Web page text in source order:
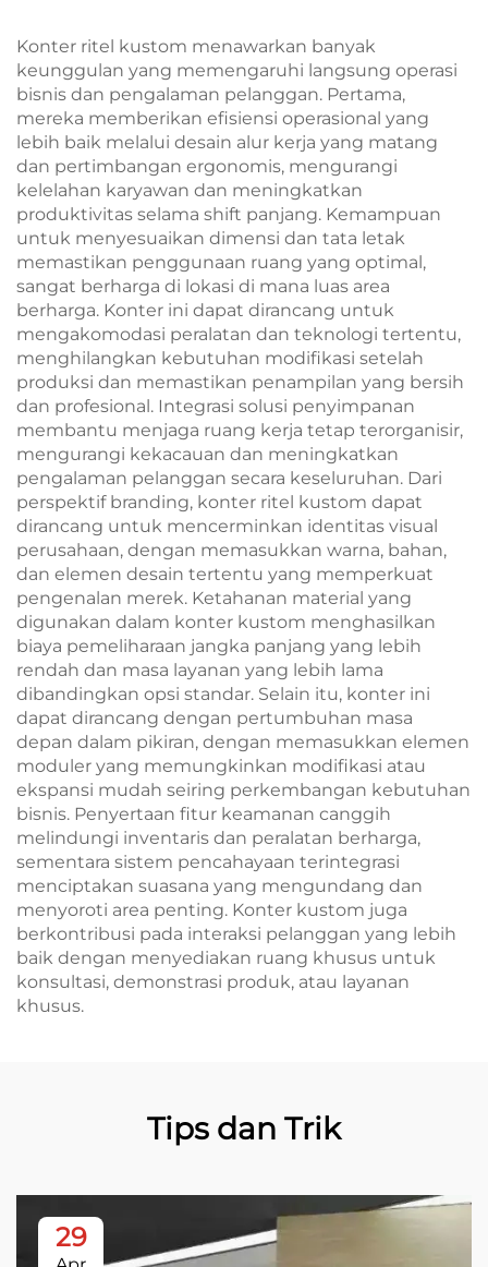
Konter ritel kustom menawarkan banyak
keunggulan yang memengaruhi langsung operasi
bisnis dan pengalaman pelanggan. Pertama,
mereka memberikan efisiensi operasional yang
lebih baik melalui desain alur kerja yang matang
dan pertimbangan ergonomis, mengurangi
kelelahan karyawan dan meningkatkan
produktivitas selama shift panjang. Kemampuan
untuk menyesuaikan dimensi dan tata letak
memastikan penggunaan ruang yang optimal,
sangat berharga di lokasi di mana luas area
berharga. Konter ini dapat dirancang untuk
mengakomodasi peralatan dan teknologi tertentu,
menghilangkan kebutuhan modifikasi setelah
produksi dan memastikan penampilan yang bersih
dan profesional. Integrasi solusi penyimpanan
membantu menjaga ruang kerja tetap terorganisir,
mengurangi kekacauan dan meningkatkan
pengalaman pelanggan secara keseluruhan. Dari
perspektif branding, konter ritel kustom dapat
dirancang untuk mencerminkan identitas visual
perusahaan, dengan memasukkan warna, bahan,
dan elemen desain tertentu yang memperkuat
pengenalan merek. Ketahanan material yang
digunakan dalam konter kustom menghasilkan
biaya pemeliharaan jangka panjang yang lebih
rendah dan masa layanan yang lebih lama
dibandingkan opsi standar. Selain itu, konter ini
dapat dirancang dengan pertumbuhan masa
depan dalam pikiran, dengan memasukkan elemen
moduler yang memungkinkan modifikasi atau
ekspansi mudah seiring perkembangan kebutuhan
bisnis. Penyertaan fitur keamanan canggih
melindungi inventaris dan peralatan berharga,
sementara sistem pencahayaan terintegrasi
menciptakan suasana yang mengundang dan
menyoroti area penting. Konter kustom juga
berkontribusi pada interaksi pelanggan yang lebih
baik dengan menyediakan ruang khusus untuk
konsultasi, demonstrasi produk, atau layanan
khusus.
Tips dan Trik
29